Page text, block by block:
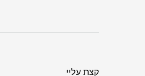
קצת עליי